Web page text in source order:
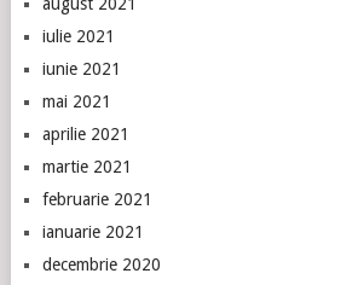
iulie 2021
iunie 2021
mai 2021
aprilie 2021
martie 2021
februarie 2021
ianuarie 2021
decembrie 2020